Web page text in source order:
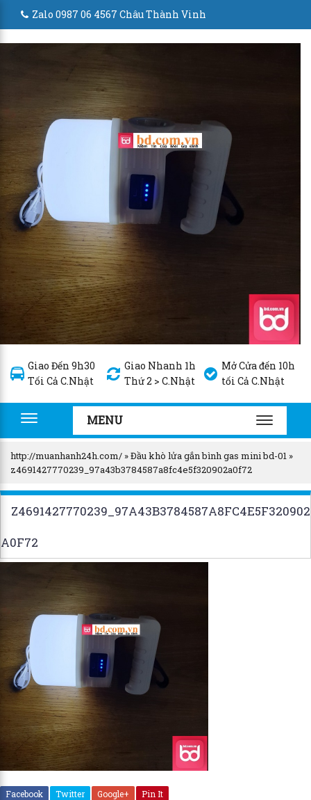
Zalo 0987 06 4567 Châu Thành Vinh
Giao Đến 9h30
Tối Cả C.Nhật
Giao Nhanh 1h
Thứ 2 > C.Nhật
Mở Cửa đến 10h
tối Cả C.Nhật
Toggle
navigation
MENU
TOGGLE
http://muanhanh24h.com/ »Đầu khò lửa gắn bình gas mini bd-01 »
z4691427770239_97a43b3784587a8fc4e5f320902a0f72
Z4691427770239_97A43B3784587A8FC4E5F320902
A0F72
Facebook Twitter Google+ Pin It